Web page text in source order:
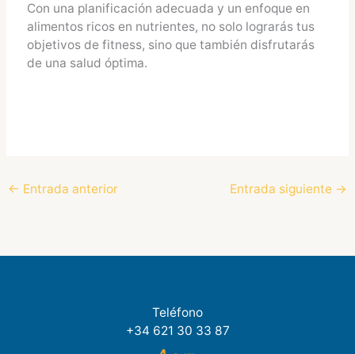
Con una planificación adecuada y un enfoque en
alimentos ricos en nutrientes, no solo lograrás tus
objetivos de fitness, sino que también disfrutarás
de una salud óptima.
← Entrada anterior Entrada siguiente →
Teléfono
+34 621 30 33 87